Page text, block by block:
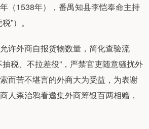
（1538年），番禺知县李恺奉命主持
”）。
许外商自报货物数量，简化查验流
税、不拉差役”，严禁官吏随意骚扰外
而苦不堪言的外商大为受益，为表谢
人柰治鸦看邀集外商筹银百两相赠，